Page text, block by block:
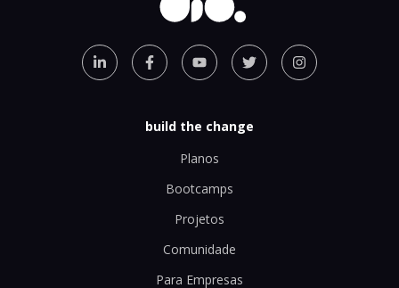
build the change
Planos
Bootcamps
Projetos
Comunidade
Para Empresas